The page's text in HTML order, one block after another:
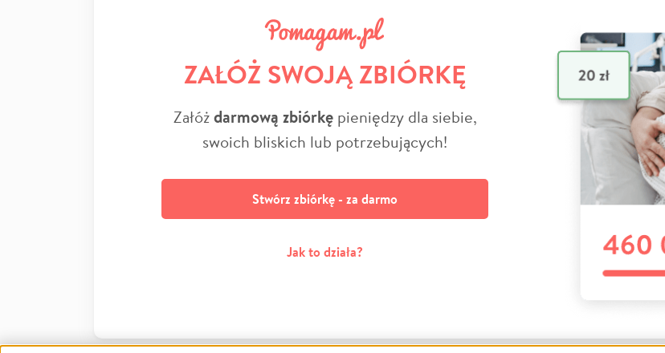
ZAŁÓŻ SWOJĄ ZBIÓRKĘ
Załóżdarmową zbiórkępieniędzy dla siebie,
swoich bliskich lub potrzebujących!
Stwórz zbiórkę - za darmo
Jak to działa?